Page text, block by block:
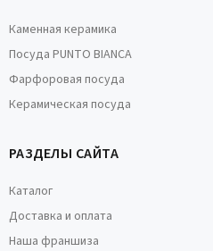
Каменная керамика
Посуда PUNTO BIANCA
Фарфоровая посуда
Керамическая посуда
РАЗДЕЛЫ САЙТА
Каталог
Доставка и оплата
Наша франшиза